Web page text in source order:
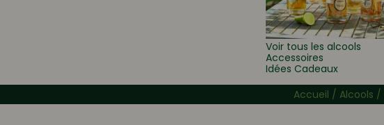
Voir tous les alcools
Accessoires
Idées Cadeaux
Accueil / Alcools /